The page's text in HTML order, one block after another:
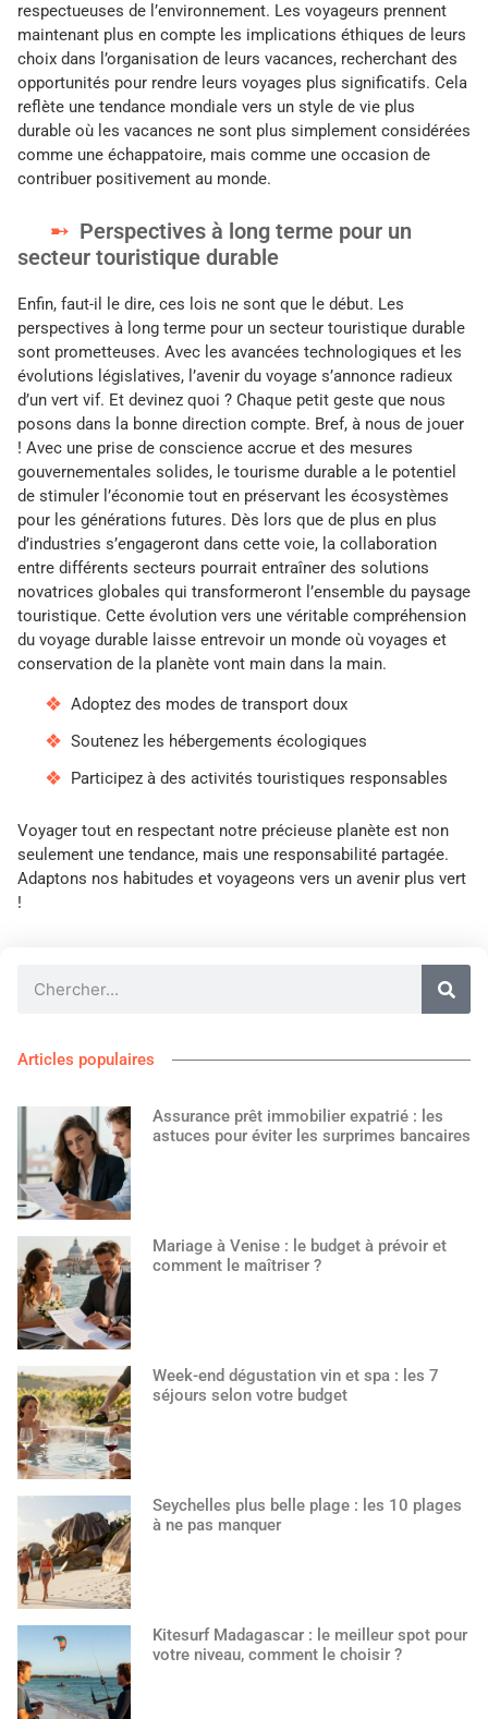
respectueuses de l’environnement. Les voyageurs prennent
maintenant plus en compte les implications éthiques de leurs
choix dans l’organisation de leurs vacances, recherchant des
opportunités pour rendre leurs voyages plus significatifs. Cela
reflète une tendance mondiale vers un style de vie plus
durable où les vacances ne sont plus simplement considérées
comme une échappatoire, mais comme une occasion de
contribuer positivement au monde.
Perspectives à long terme pour un
secteur touristique durable
Enfin, faut-il le dire, ces lois ne sont que le début. Les
perspectives à long terme pour un secteur touristique durable
sont prometteuses. Avec les avancées technologiques et les
évolutions législatives, l’avenir du voyage s’annonce radieux
d’un vert vif. Et devinez quoi ? Chaque petit geste que nous
posons dans la bonne direction compte. Bref, à nous de jouer
! Avec une prise de conscience accrue et des mesures
gouvernementales solides, le tourisme durable a le potentiel
de stimuler l’économie tout en préservant les écosystèmes
pour les générations futures. Dès lors que de plus en plus
d’industries s’engageront dans cette voie, la collaboration
entre différents secteurs pourrait entraîner des solutions
novatrices globales qui transformeront l’ensemble du paysage
touristique. Cette évolution vers une véritable compréhension
du voyage durable laisse entrevoir un monde où voyages et
conservation de la planète vont main dans la main.
Adoptez des modes de transport doux
Soutenez les hébergements écologiques
Participez à des activités touristiques responsables
Voyager tout en respectant notre précieuse planète est non
seulement une tendance, mais une responsabilité partagée.
Adaptons nos habitudes et voyageons vers un avenir plus vert
!
Articles populaires
Assurance prêt immobilier expatrié : les
astuces pour éviter les surprimes bancaires
Mariage à Venise : le budget à prévoir et
comment le maîtriser ?
Week-end dégustation vin et spa : les 7
séjours selon votre budget
Seychelles plus belle plage : les 10 plages
à ne pas manquer
Kitesurf Madagascar : le meilleur spot pour
votre niveau, comment le choisir ?